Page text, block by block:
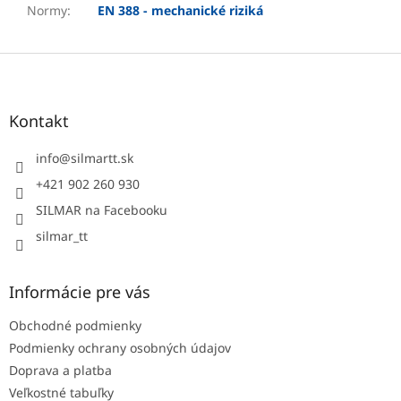
Normy: EN 388 - mechanické riziká
Z
Kontakt
info@silmartt.sk
+421 902 260 930
SILMAR na Facebooku
silmar_tt
Informácie pre vás
Obchodné podmienky
Podmienky ochrany osobných údajov
Doprava a platba
Veľkostné tabuľky